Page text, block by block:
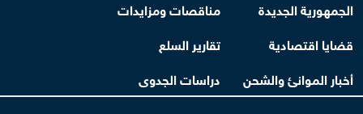
الجمهورية الجديدة
مناقصات ومزايدات
قضايا اقتصادية
تقارير السلع
أخبار الموانئ والشحن
دراسات الجدوى